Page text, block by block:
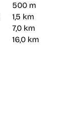
500 m
1,5 km
7,0 km
16,0 km